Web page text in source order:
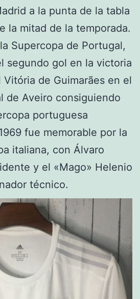
a la punta de la tabla
la mitad de la temporada.
Supercopa de Portugal,
segundo gol en la victoria
de Guimarães en el
de Aveiro consiguiendo
portuguesa
fue memorable por la
italiana, con Álvaro
y el «Mago» Helenio
técnico.